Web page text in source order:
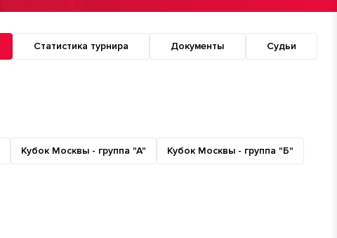
Статистика турнира Документы Судьи
Кубок Москвы - группа "А" Кубок Москвы - группа "Б"